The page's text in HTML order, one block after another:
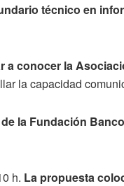
técnico en
a conocer la
la capacidad
la Fundación
h. La propuesta